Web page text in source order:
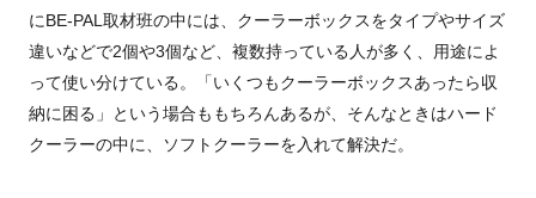
にBE-PAL取材班の中には、クーラーボックスをタイプやサイズ
違いなどで2個や3個など、複数持っている人が多く、用途によ
って使い分けている。「いくつもクーラーボックスあったら収
納に困る」という場合ももちろんあるが、そんなときはハード
クーラーの中に、ソフトクーラーを入れて解決だ。